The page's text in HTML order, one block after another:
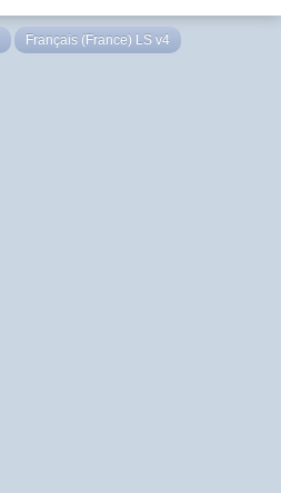
Français (France) LS v4